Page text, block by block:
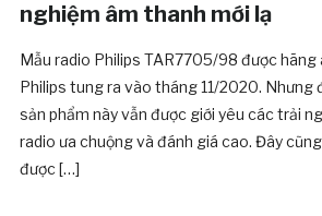
nghiệm âm thanh mới lạ
Mẫu radio Philips TAR7705/98 được hãng
Philips tung ra vào tháng 11/2020. Nhưng
sản phẩm này vẫn được giới yêu các trải
radio ưa chuộng và đánh giá cao. Đây
được […]